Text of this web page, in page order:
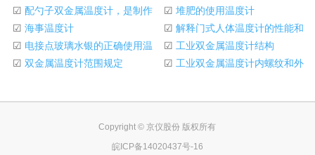
的工作原理和参数
☑ 配勺子双金属温度计，是制作
咖啡的完美选择
☑ 堆肥的使用温度计
☑ 海事温度计 ☑ 解释门式人体温度计的性能和
原理。
☑ 电接点玻璃水银的正确使用温
度计
☑ 工业双金属温度计结构
☑ 双金属温度计范围规定 ☑ 工业双金属温度计内螺纹和外
Copyright © 京仪股份 版权所有
皖ICP备14020437号-16